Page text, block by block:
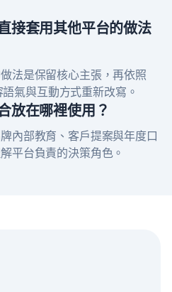
接套用其他平台的做法
法是保留核心主張，再依照
氣與互動方式重新改寫。
放在哪裡使用？
內部教育、客戶提案與年度口
平台負責的決策角色。